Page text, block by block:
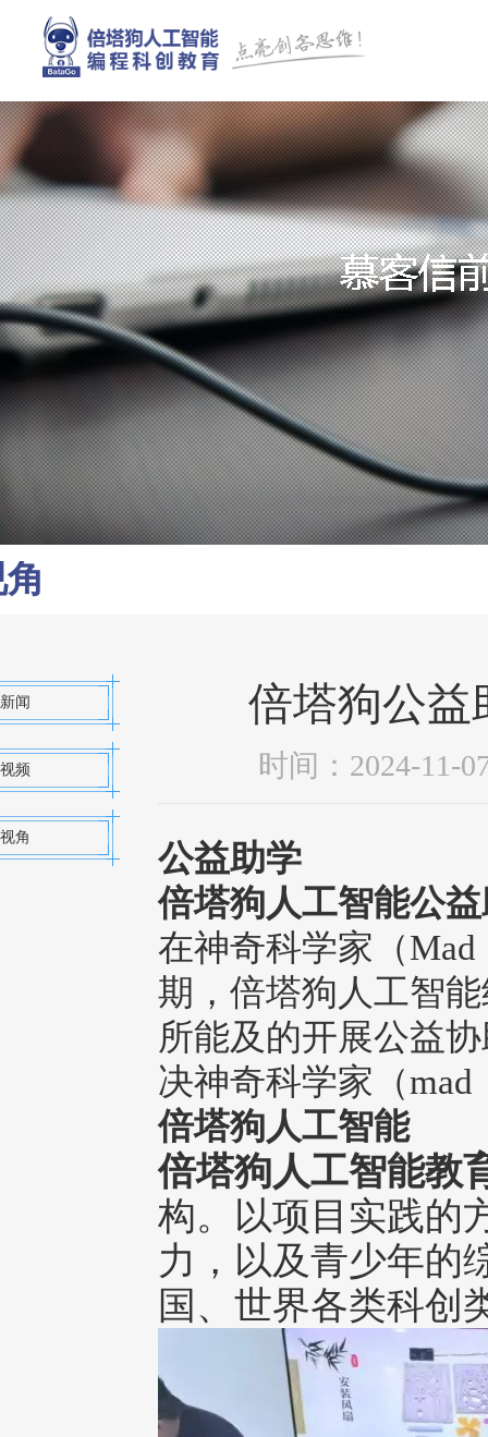
闻
频
角
倍塔狗公益
时间：2024-
公益助学
倍塔狗人工智能公
在神奇科学家（
期，倍塔狗人工智
所能及的开展公益
决神奇科学家（
倍塔狗人工智能
倍塔狗人工智能教
构。以项目实践的
力，以及青少年的
国、世界各类科创